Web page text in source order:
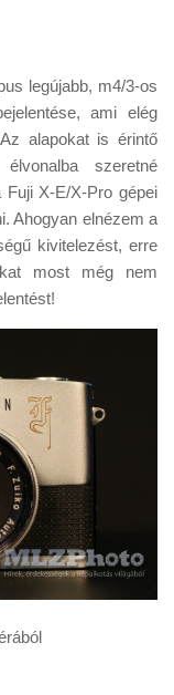
legújabb, m4/3-os
ami elég
alapokat is érintő
szeretné
X-E/X-Pro gépei
Ahogyan elnézem a
kivitelezést, erre
most még nem